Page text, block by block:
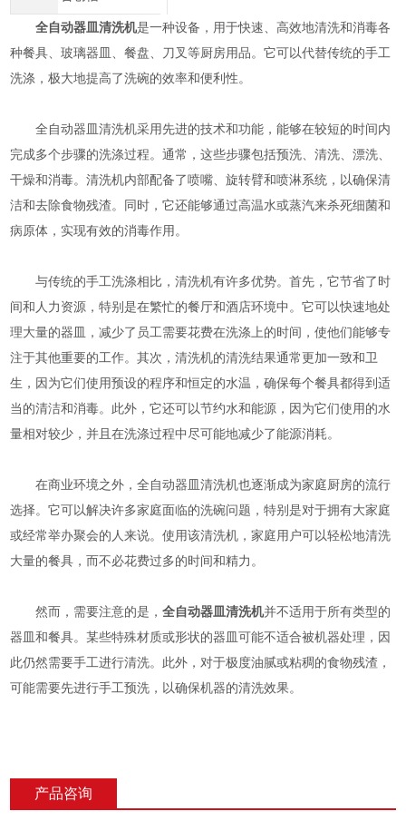
全自动器皿清洗机是一种设备，用于快速、高效地清洗和消毒各
种餐具、玻璃器皿、餐盘、刀叉等厨房用品。它可以代替传统的手工
洗涤，极大地提高了洗碗的效率和便利性。
全自动器皿清洗机采用先进的技术和功能，能够在较短的时间内
完成多个步骤的洗涤过程。通常，这些步骤包括预洗、清洗、漂洗、
干燥和消毒。清洗机内部配备了喷嘴、旋转臂和喷淋系统，以确保清
洁和去除食物残渣。同时，它还能够通过高温水或蒸汽来杀死细菌和
病原体，实现有效的消毒作用。
与传统的手工洗涤相比，清洗机有许多优势。首先，它节省了时
间和人力资源，特别是在繁忙的餐厅和酒店环境中。它可以快速地处
理大量的器皿，减少了员工需要花费在洗涤上的时间，使他们能够专
注于其他重要的工作。其次，清洗机的清洗结果通常更加一致和卫
生，因为它们使用预设的程序和恒定的水温，确保每个餐具都得到适
当的清洁和消毒。此外，它还可以节约水和能源，因为它们使用的水
量相对较少，并且在洗涤过程中尽可能地减少了能源消耗。
在商业环境之外，全自动器皿清洗机也逐渐成为家庭厨房的流行
选择。它可以解决许多家庭面临的洗碗问题，特别是对于拥有大家庭
或经常举办聚会的人来说。使用该清洗机，家庭用户可以轻松地清洗
大量的餐具，而不必花费过多的时间和精力。
然而，需要注意的是，全自动器皿清洗机并不适用于所有类型的
器皿和餐具。某些特殊材质或形状的器皿可能不适合被机器处理，因
此仍然需要手工进行清洗。此外，对于极度油腻或粘稠的食物残渣，
可能需要先进行手工预洗，以确保机器的清洗效果。
产品咨询